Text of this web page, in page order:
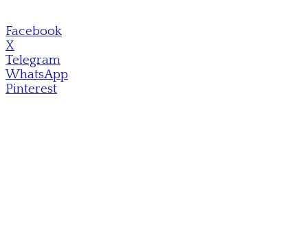
Facebook
X
Telegram
WhatsApp
Pinterest